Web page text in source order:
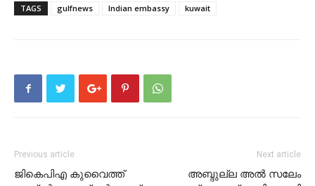
TAGS gulfnews Indian embassy kuwait
Previous article
ജികെപിഎ കുവൈത്ത്‌
Next article
അബ്ദുല്ല അൽ സലേം